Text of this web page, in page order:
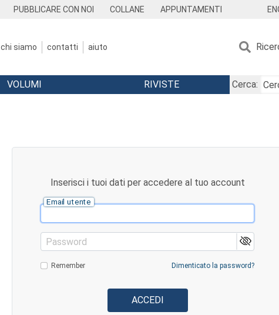
PUBBLICARE CON NOI COLLANE APPUNTAMENTI
chi siamo contatti aiuto
VOLUMI RIVISTE
Cerca:
Inserisci i tuoi dati per accedere al tuo account
Email utente
Password
Remember Dimenticato la password?